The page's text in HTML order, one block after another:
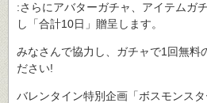
:さらにアバターガチャ、アイテムガ
し「合計10日」贈呈します。
みなさんで協力し、ガチャで1回無料
ださい!
バレンタイン特別企画「ボスモンス